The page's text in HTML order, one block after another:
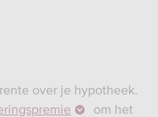
over je hypotheek.
om het